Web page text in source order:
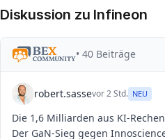
Diskussion zu Infineon